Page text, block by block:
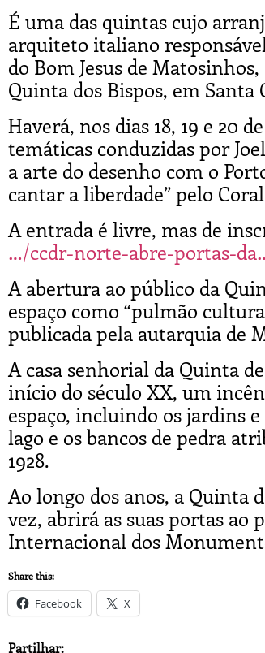
É uma das quintas cujo
arquiteto italiano
do Bom Jesus de
Quinta dos Bispos, em Santa
Haverá, nos dias 18, 19 e 20
temáticas conduzidas por
a arte do desenho com o
cantar a liberdade” pelo
A entrada é livre, mas de
…/ccdr-norte-abre-portas-
A abertura ao público da
espaço como “pulmão
publicada pela autarquia de
A casa senhorial da Quinta
início do século XX, um
espaço, incluindo os jardins
lago e os bancos de pedra
1928.
Ao longo dos anos, a Quinta
vez, abrirá as suas portas
Internacional dos
Share this:
Facebook X
Partilhar: